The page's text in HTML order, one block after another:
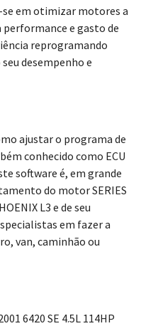
em otimizar motores a
e gasto de
reprogramando
desempenho e
ajustar o programa de
conhecido como ECU
software é, em grande
do motor SERIES
L3 e de seu
em fazer a
van, caminhão ou
6420 SE 4.5L 114HP